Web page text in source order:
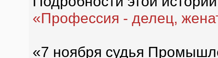
«Профессия - делец,
«7 ноября судья